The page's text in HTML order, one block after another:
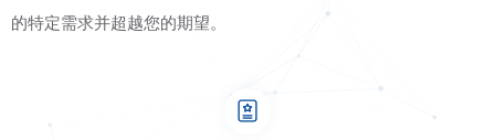
的特定需求并超越您的期望。